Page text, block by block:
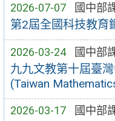
2026-07-07 國中部
第2屆全國科技教育
2026-03-24 國中部
九九文教第十屆臺
(Taiwan
2026-03-17 國中部